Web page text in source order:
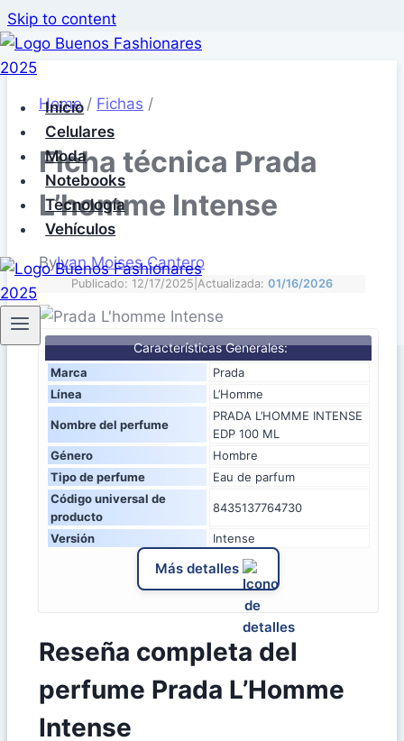
Skip to content
Inicio
Celulares
Moda
Notebooks
Tecnología
Vehículos
Home / Fichas /
Ficha técnica Prada
L’homme Intense
ByIvan Moises Cantero
Publicado: 12/17/2025 Actualizada: 01/16/2026
Características Generales:
Marca
Prada
Línea
L’Homme
Nombre del perfume
PRADA L’HOMME INTENSE
EDP 100 ML
Género
Hombre
Tipo de perfume
Eau de parfum
Código universal de
producto
8435137764730
Versión Intense
Más detalles
Reseña completa del
perfume Prada L’Homme
Intense